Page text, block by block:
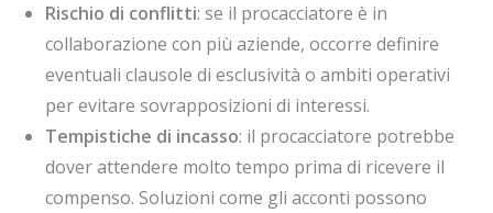
Rischio di conflitti: se il procacciatore è in
collaborazione con più aziende, occorre definire
eventuali clausole di esclusività o ambiti operativi
per evitare sovrapposizioni di interessi.
Tempistiche di incasso: il procacciatore potrebbe
dover attendere molto tempo prima di ricevere il
compenso. Soluzioni come gli acconti possono